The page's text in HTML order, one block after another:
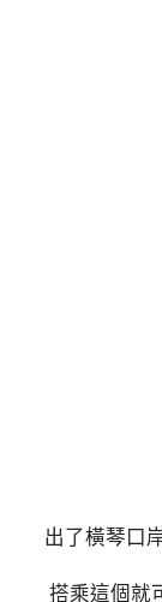
出了橫琴口
搭乘這個就